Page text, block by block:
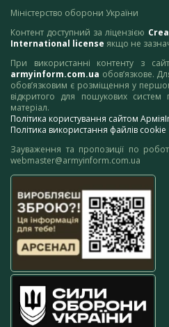
Міністерство оборони України
Контент доступний за ліцензією
International license якщо не
При використанні контенту з
armyinform.com.ua обов’язкове.
обов’язковим є розміщення у
відкритого для пошукових систем
матеріал.
Політика користування сайтом
Політика використання файлів cookie
Зауваження та пропозиції по
webmaster@armyinform.com.ua